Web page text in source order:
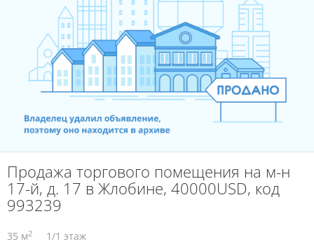
Продажа торгового помещения на м-н
17-й, д. 17 в Жлобине, 40000USD, код
993239
35 м2 1/1 этаж